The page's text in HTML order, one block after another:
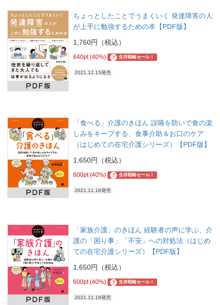
ちょっとしたことでうまくいく 発達障害の人
が上手に勉強するための本【PDF版】
1,760円（税込）
640pt (40%) ? 生存戦略セール！
2021.12.13発売
「食べる」介護のきほん 誤嚥を防いで食の楽
しみをキープする、食事介助＆お口のケア
（はじめての在宅介護シリーズ）【PDF版】
1,650円（税込）
600pt (40%) ? 生存戦略セール！
2021.11.18発売
「家族介護」のきほん 経験者の声に学ぶ、介
護の「困り事」「不安」への対処法（はじめ
ての在宅介護シリーズ）【PDF版】
1,650円（税込）
600pt (40%) ? 生存戦略セール！
2021.11.18発売